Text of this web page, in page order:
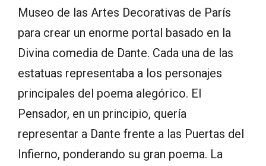
Museo de las Artes Decorativas de París
para crear un enorme portal basado en la
Divina comedia de Dante. Cada una de las
estatuas representaba a los personajes
principales del poema alegórico. El
Pensador, en un principio, quería
representar a Dante frente a las Puertas del
Infierno, ponderando su gran poema. La